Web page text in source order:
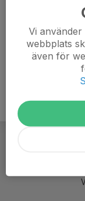
Vi
webbplats
även för